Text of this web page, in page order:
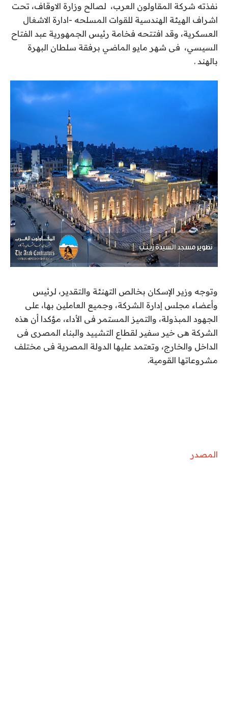
نفذته شركة المقاولون العرب، لصالح وزارة الاوقاف، تحت
اشراف الهيئة الهندسية للقوات المسلحه -ادارة الاشغال
العسكرية، وقد افتتحه فخامة رئيس الجمهورية عبد الفتاح
السيسي، فى شهر مايو الماضي برفقة سلطان البهرة
بالهند .
وتوجه وزير الإسكان بخالص التهنئة والتقدير، لرئيس
وأعضاء مجلس إدارة الشركة، وجميع العاملين بها، على
الجهود المبذولة، والتميز المستمر فى الأداء، مؤكدا أن هذه
الشركة هى خير سفير لقطاع التشييد والبناء المصرى فى
الداخل والخارج، وتعتمد عليها الدولة المصرية فى مختلف
مشروعاتها القومية.
المصدر